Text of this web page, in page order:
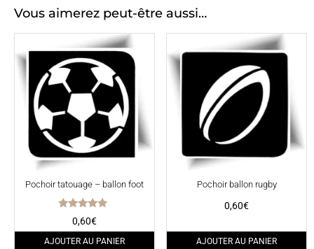
Vous aimerez peut-être aussi…
Pochoir tatouage – ballon foot
Note
5.00
sur 5
0,60€
AJOUTER AU PANIER
Pochoir ballon rugby
0,60€
AJOUTER AU PANIER